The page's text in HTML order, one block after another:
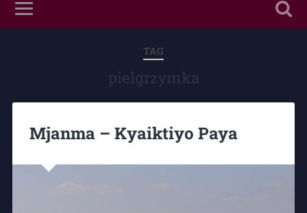
TAG
pielgrzymka
Mjanma – Kyaiktiyo Paya